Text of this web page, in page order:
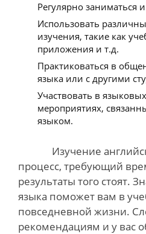
Регулярно заниматься
Использовать
изучения, такие как
приложения и т.д.
Практиковаться в
языка или с другими
Участвовать в
мероприятиях,
языком.
Изучение
процесс, требующий
результаты того стоят.
языка поможет вам в
повседневной жизни.
рекомендациям и у вас